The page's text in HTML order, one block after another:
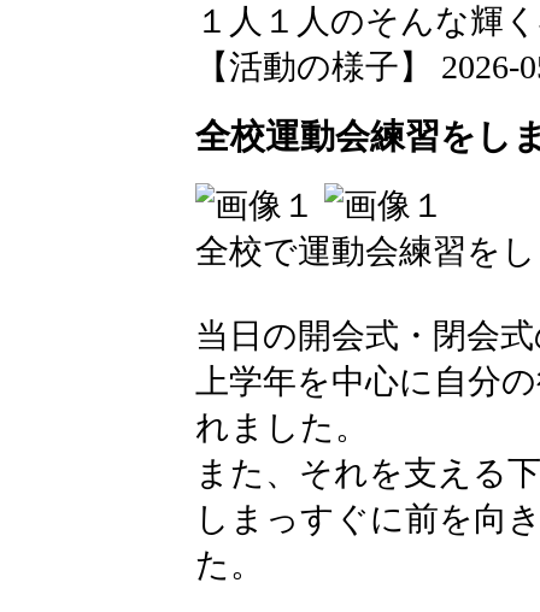
１人１人のそんな輝
【活動の様子】 2026-
全校運動会練習をし
全校で運動会練習を
当日の開会式・閉会
上学年を中心に自分
れました。
また、それを支える
しまっすぐに前を向
た。